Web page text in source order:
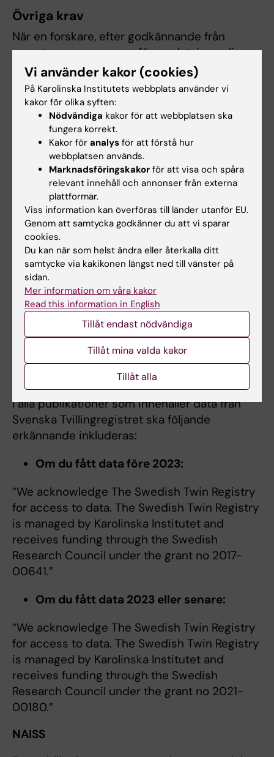
Övriga krav
När en forskare, efter godkännande från
expertgruppen, genomför en datainsamling,
kräver STR att följande information delas med
registret (som kopior eller duplicerade
prover):
Information om zygositet
Biologiska mätningar
Lämpliga biologiska prover, lagrade i KI
biobank
Beroende på om data eller prover bedöms ha
ett allmänt forskningsintresse kan STR agera
som medsponsor för insamlingen.
Skalor som baseras på data från STR och
används i en publikation ska skickas till
research@meb.ki.se, för införande i STR-
databasen. Denna information blir då
tillgänglig för andra forskare.
Erkännande i publikationer med STR-
data
I alla publikationer som innehåller data från
Svenska Tvillingregistret ska följande
erkännande inkluderas:
Om du fått data före 2023:
“We acknowledge The Swedish Twin Registry
for access to data. The Swedish Twin Registry
is managed by Karolinska Institutet and
receives funding through the Swedish
Research Council under the grant no 2017-
00641.”
Om du fått data 2023 eller senare:
“We acknowledge The Swedish Twin Registry
for access to data. The Swedish Twin Registry
is managed by Karolinska Institutet and
receives funding through the Swedish
Research Council under the grant no 2021-
00180.”
NAISS
Vi använder kakor (cookies)
På Karolinska Institutets webbplats använder vi
kakor för olika syften:
Nödvändiga kakor för att webbplatsen ska
fungera korrekt.
Kakor för analys för att förstå hur
webbplatsen används.
Marknadsföringskakor för att visa och spåra
relevant innehåll och annonser från externa
plattformar.
Viss information kan överföras till länder utanför EU.
Genom att samtycka godkänner du att vi sparar
cookies.
Du kan när som helst ändra eller återkalla ditt
samtycke via kakikonen längst ned till vänster på
sidan.
Mer information om våra kakor
Read this information in English
Tillåt endast nödvändiga
Tillåt mina valda kakor
Tillåt alla